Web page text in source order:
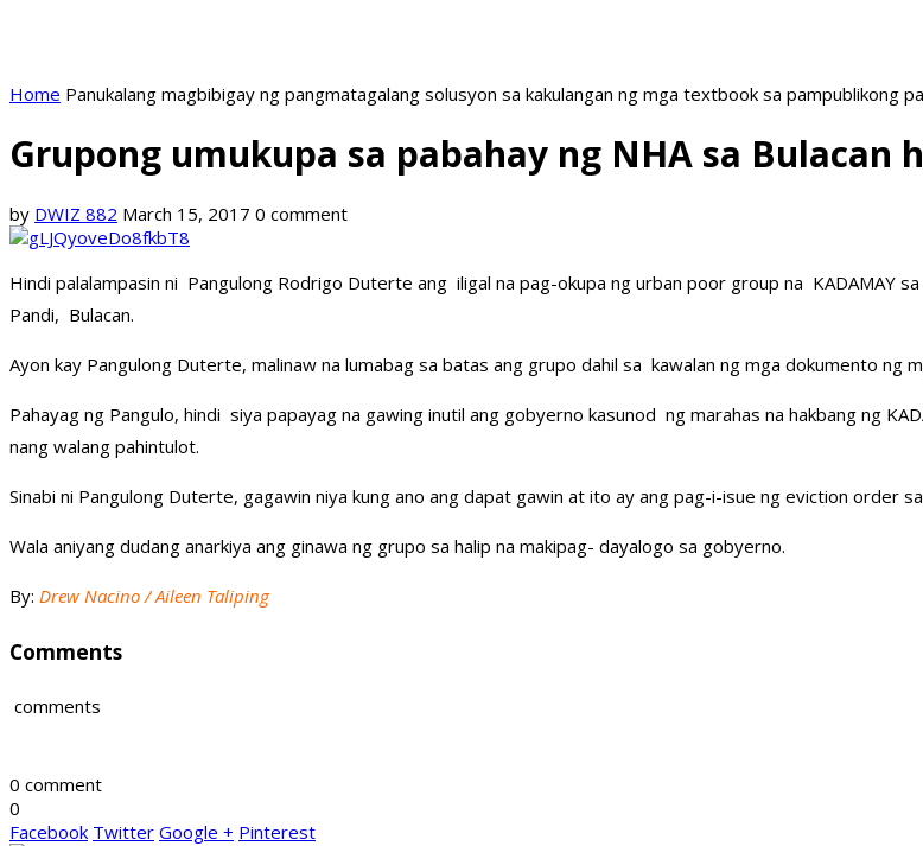
Home Panukalang magbibigay ng pangmatagalang solusyon sa kakulangan ng mga textbook sa pampublikong
Grupong umukupa sa pabahay ng NHA sa Bulacan
by DWIZ 882 March 15, 2017 0 comment
Hindi palalampasin ni Pangulong Rodrigo Duterte ang iligal na pag-okupa ng urban poor group na KADAMAY
Pandi, Bulacan.
Ayon kay Pangulong Duterte, malinaw na lumabag sa batas ang grupo dahil sa kawalan ng mga dokumento ng
Pahayag ng Pangulo, hindi siya papayag na gawing inutil ang gobyerno kasunod ng marahas na hakbang ng
nang walang pahintulot.
Sinabi ni Pangulong Duterte, gagawin niya kung ano ang dapat gawin at ito ay ang pag-i-isue ng eviction order
Wala aniyang dudang anarkiya ang ginawa ng grupo sa halip na makipag- dayalogo sa gobyerno.
By: Drew Nacino / Aileen Taliping
Comments
comments
0 comment
0
Facebook Twitter Google + Pinterest